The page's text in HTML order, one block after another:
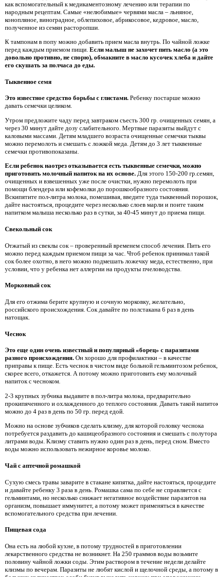
как вспомогательный к медикаментозному лечению или терапии по
народным рецептам. Самые «нелюбимые» червями масла – льняное,
конопляное, виноградное, облепиховое, абрикосовое, кедровое, масло,
полученное из семян расторопши.
К тампонам в попу можно добавить прием масла внутрь. По чайной ложке
перед каждым приемом пищи. Если малыш не захочет пить масло (а это
довольно противно, не спорю), обмакните в масло кусочек хлеба и дайте
его скушать за полчаса до еды.
Тыквенное семя
Это известное средство борьбы с глистами. Ребенку постарше можно
давать семечки целиком.
Утром предложите чаду перед завтраком съесть 300 гр. очищенных семян, а
через 30 минут дайте дозу слабительного. Мертвые паразиты выйдут с
каловыми массами. Детям младшего возраста очищенные семечки тыквы
можно перемолоть и смешать с ложкой меда. Детям до 3 лет тыквенные
семечки противопоказаны.
Если ребенок наотрез отказывается есть тыквенные семечки, можно
приготовить молочный напиток на их основе. Для этого 150-200 гр.семян,
очищенных и взвешенных уже после очистки, нужно перемолоть при
помощи блендера или кофемолки до порошкообразного состояния.
Вскипятите пол-литра молока, помешивая, введите туда тыквенный порошок,
дайте настояться, процедите через несколько слоев марли и поите таким
напитком малыша несколько раз в сутки, за 40-45 минут до приема пищи.
Свекольный сок
Отжатый из свеклы сок – проверенный временем способ лечения. Пить его
можно перед каждым приемом пищи за час. Чтоб ребенок принимал такой
сок более охотно, в него можно подмешать ложечку меда, естественно, при
условии, что у ребенка нет аллергии на продукты пчеловодства.
Морковный сок
Для его отжима берите крупную и сочную морковку, желательно,
российского происхождения. Сок давайте по полстакана 6 раз в день
натощак.
Чеснок
Это еще один очень известный и популярный «борец» с паразитами
разного происхождения. Он хорошо для профилактики – в качестве
приправы к пище. Есть чеснок в чистом виде больной гельминтозом ребенок,
скорее всего, откажется. А потому можно приготовить ему молочный
напиток с чесноком.
2-3 крупных зубчика выдавите в пол-литра молока, предварительно
прокипяченного и охлажденного до теплого состояния. Давать такой
можно до 4 раз в день по 50 гр. перед едой.
Можно на основе зубчиков сделать клизму, для которой головку чеснока
потребуется раздавить до кашицеобразного состояния и смешать с полутора
литрами воды. Клизму ставить нужно один раз в день, перед сном. Вместо
воды можно использовать нежирное коровье молоко.
Чай с аптечной ромашкой
Сухую смесь травы заварите в стакане кипятка, дайте настояться, процедите
и давайте ребенку 3 раза в день. Ромашка сама по себе не справляется с
гельминтами, но несколько снижает негативное воздействие паразитов на
организм, повышает иммунитет, а потому может применяться в качестве
вспомогательного средства при лечении.
Пищевая сода
Она есть на любой кухне, в потому трудностей в приготовлении
лекарственного средства не возникнет. На 250 граммов воды возьмите
половину чайной ложки соды. Этим раствором в течение недели делайте
клизмы по вечерам. Паразиты не любят кислой и щелочной среды, а потому в